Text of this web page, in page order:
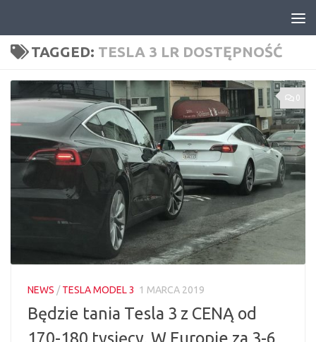
TAGGED: TESLA 3 LR DOSTĘPNOŚĆ
0
NEWS /TESLA MODEL 3 1 MARCA 2019
Będzie tania Tesla 3 z CENĄ od
170-180 tysięcy. W Europie za 3-6